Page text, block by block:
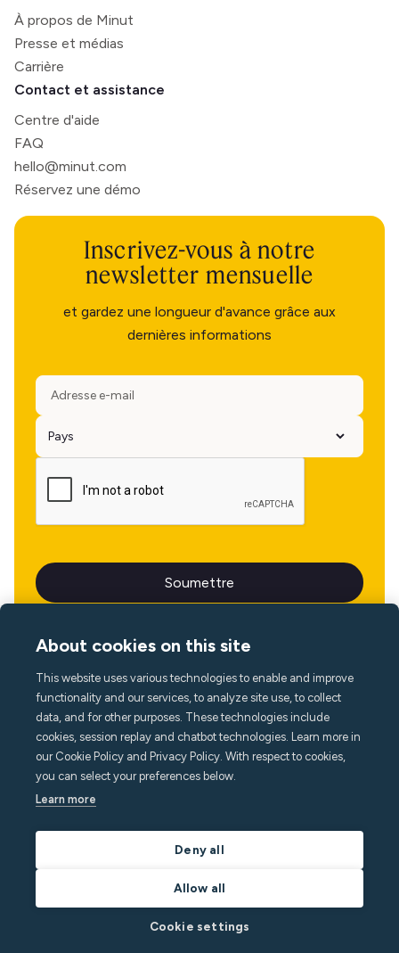
À propos de Minut
Presse et médias
Carrière
Contact et assistance
Centre d'aide
FAQ
hello@minut.com
Réservez une démo
Inscrivez-vous à notre
newsletter mensuelle
et gardez une longueur d'avance grâce aux
dernières informations
Langue
About cookies on this site
This website uses various technologies to enable and improve
functionality and our services, to analyze site use, to collect
data, and for other purposes. These technologies include
cookies, session replay and chatbot technologies. Learn more in
our Cookie Policy and Privacy Policy. With respect to cookies,
you can select your preferences below.
Learn more
Deny all
Allow all
Cookie settings